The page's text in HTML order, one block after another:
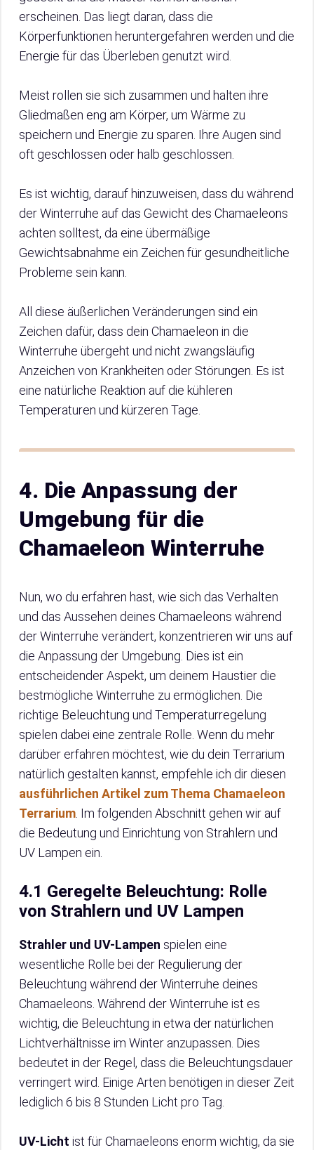
erscheinen. Das liegt daran, dass die
Körperfunktionen heruntergefahren werden und die
Energie für das Überleben genutzt wird.
Meist rollen sie sich zusammen und halten ihre
Gliedmaßen eng am Körper, um Wärme zu
speichern und Energie zu sparen. Ihre Augen sind
oft geschlossen oder halb geschlossen.
Es ist wichtig, darauf hinzuweisen, dass du während
der Winterruhe auf das Gewicht des Chamaeleons
achten solltest, da eine übermäßige
Gewichtsabnahme ein Zeichen für gesundheitliche
Probleme sein kann.
All diese äußerlichen Veränderungen sind ein
Zeichen dafür, dass dein Chamaeleon in die
Winterruhe übergeht und nicht zwangsläufig
Anzeichen von Krankheiten oder Störungen. Es ist
eine natürliche Reaktion auf die kühleren
Temperaturen und kürzeren Tage.
4. Die Anpassung der
Umgebung für die
Chamaeleon Winterruhe
Nun, wo du erfahren hast, wie sich das Verhalten
und das Aussehen deines Chamaeleons während
der Winterruhe verändert, konzentrieren wir uns auf
die Anpassung der Umgebung. Dies ist ein
entscheidender Aspekt, um deinem Haustier die
bestmögliche Winterruhe zu ermöglichen. Die
richtige Beleuchtung und Temperaturregelung
spielen dabei eine zentrale Rolle. Wenn du mehr
darüber erfahren möchtest, wie du dein Terrarium
natürlich gestalten kannst, empfehle ich dir diesen
ausführlichen Artikel zum Thema Chamaeleon
Terrarium . Im folgenden Abschnitt gehen wir auf
die Bedeutung und Einrichtung von Strahlern und
UV Lampen ein.
4.1 Geregelte Beleuchtung: Rolle
von Strahlern und UV Lampen
Strahler und UV-Lampen spielen eine
wesentliche Rolle bei der Regulierung der
Beleuchtung während der Winterruhe deines
Chamaeleons. Während der Winterruhe ist es
wichtig, die Beleuchtung in etwa der natürlichen
Lichtverhältnisse im Winter anzupassen. Dies
bedeutet in der Regel, dass die Beleuchtungsdauer
verringert wird. Einige Arten benötigen in dieser Zeit
lediglich 6 bis 8 Stunden Licht pro Tag.
UV-Licht ist für Chamaeleons enorm wichtig, da sie